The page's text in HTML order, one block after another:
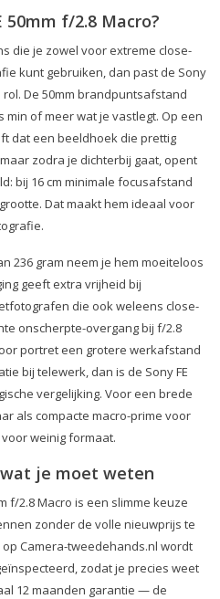
50mm f/2.8 Macro?
die je zowel voor extreme close-
kunt gebruiken, dan past de Sony
rol. De 50mm brandpuntsafstand
of meer wat je vastlegt. Op een
dat een beeldhoek die prettig
zodra je dichterbij gaat, opent
bij 16 cm minimale focusafstand
Dat maakt hem ideaal voor
236 gram neem je hem moeiteloos
geeft extra vrijheid bij
die ook weleens close-
onscherpte-overgang bij f/2.8
portret een grotere werkafstand
bij telewerk, dan is de Sony FE
vergelijking. Voor een brede
als compacte macro-prime voor
weinig formaat.
je moet weten
f/2.8 Macro is een slimme keuze
zonder de volle nieuwprijs te
Camera-tweedehands.nl wordt
zodat je precies weet
12 maanden garantie — de